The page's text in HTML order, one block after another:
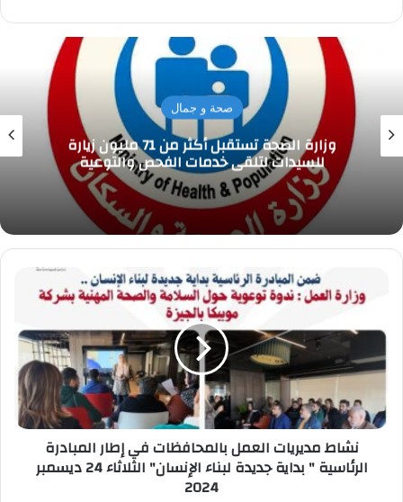
صحة و جمال
وزارة الصحة تستقبل أكثر من 71 مليون زيارة
للسيدات لتلقي خدمات الفحص والتوعية
مديريات
بالمحافظات
إطار
الرئاسية
"
جديدة
نشاط مديريات العمل بالمحافظات في إطار المبادرة
الرئاسية " بداية جديدة لبناء الإنسان" الثلاثاء 24 ديسمبر
2024